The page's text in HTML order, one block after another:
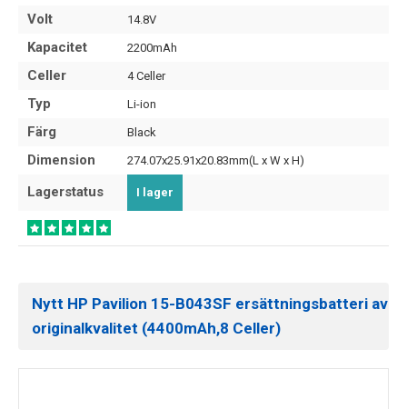
Volt 14.8V
Kapacitet 2200mAh
Celler 4 Celler
Typ Li-ion
Färg Black
Dimension 274.07x25.91x20.83mm(L x W x H)
Lagerstatus I lager
Nytt HP Pavilion 15-B043SF ersättningsbatteri av
originalkvalitet (4400mAh,8 Celler)